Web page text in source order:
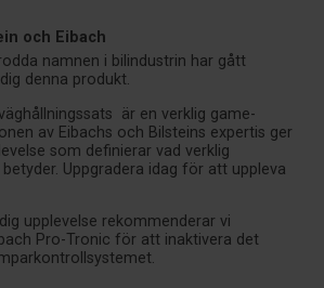
och Eibach
namnen i bilindustrin har gått
denna produkt.
är en verklig game-
av Eibachs och Bilsteins expertis ger
som definierar vad verklig
Uppgradera idag för att uppleva
upplevelse rekommenderar vi
Pro-Tronic för att inaktivera det